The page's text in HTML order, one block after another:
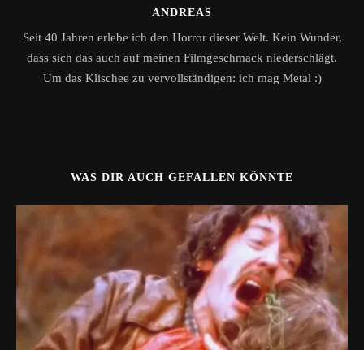
ANDREAS
Seit 40 Jahren erlebe ich den Horror dieser Welt. Kein Wunder,
dass sich das auch auf meinen Filmgeschmack niederschlägt.
Um das Klischee zu vervollständigen: ich mag Metal :)
WAS DIR AUCH GEFALLEN KÖNNTE